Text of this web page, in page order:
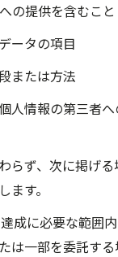
の提供を含むこと
ータの項目
または方法
人情報の第三者
らず、次に掲げ
ます。
成に必要な範囲
は一部を委託する